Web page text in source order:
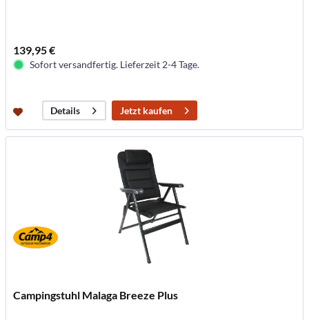
139,95 €
Sofort versandfertig. Lieferzeit 2-4 Tage.
Details Jetzt kaufen
Campingstuhl Malaga Breeze Plus